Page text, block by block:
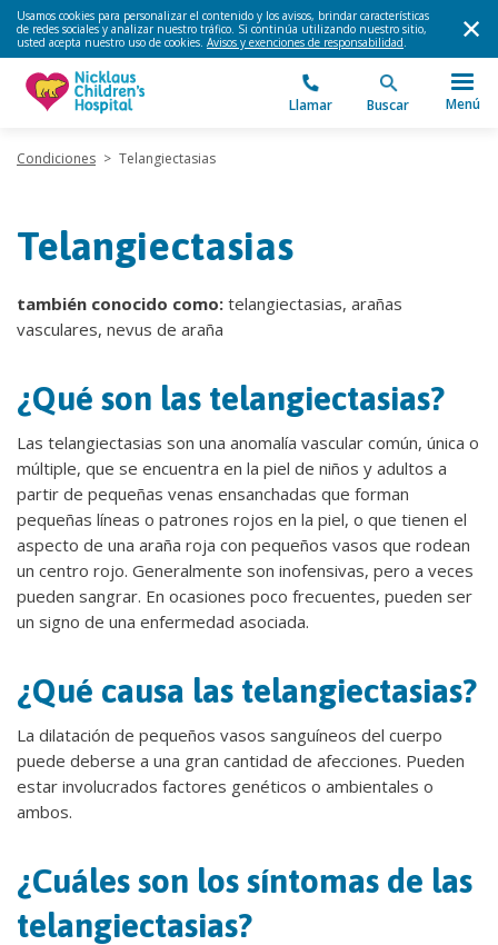
Usamos cookies para personalizar el contenido y los avisos, brindar características
de redes sociales y analizar nuestro tráfico. Si continúa utilizando nuestro sitio,
usted acepta nuestro uso de cookies. Avisos y exenciones de responsabilidad.
Llamar Buscar Menú
Condiciones > Telangiectasias
Telangiectasias
también conocido como: telangiectasias, arañas
vasculares, nevus de araña
¿Qué son las telangiectasias?
Las telangiectasias son una anomalía vascular común, única o
múltiple, que se encuentra en la piel de niños y adultos a
partir de pequeñas venas ensanchadas que forman
pequeñas líneas o patrones rojos en la piel, o que tienen el
aspecto de una araña roja con pequeños vasos que rodean
un centro rojo. Generalmente son inofensivas, pero a veces
pueden sangrar. En ocasiones poco frecuentes, pueden ser
un signo de una enfermedad asociada.
¿Qué causa las telangiectasias?
La dilatación de pequeños vasos sanguíneos del cuerpo
puede deberse a una gran cantidad de afecciones. Pueden
estar involucrados factores genéticos o ambientales o
ambos.
¿Cuáles son los síntomas de las
telangiectasias?